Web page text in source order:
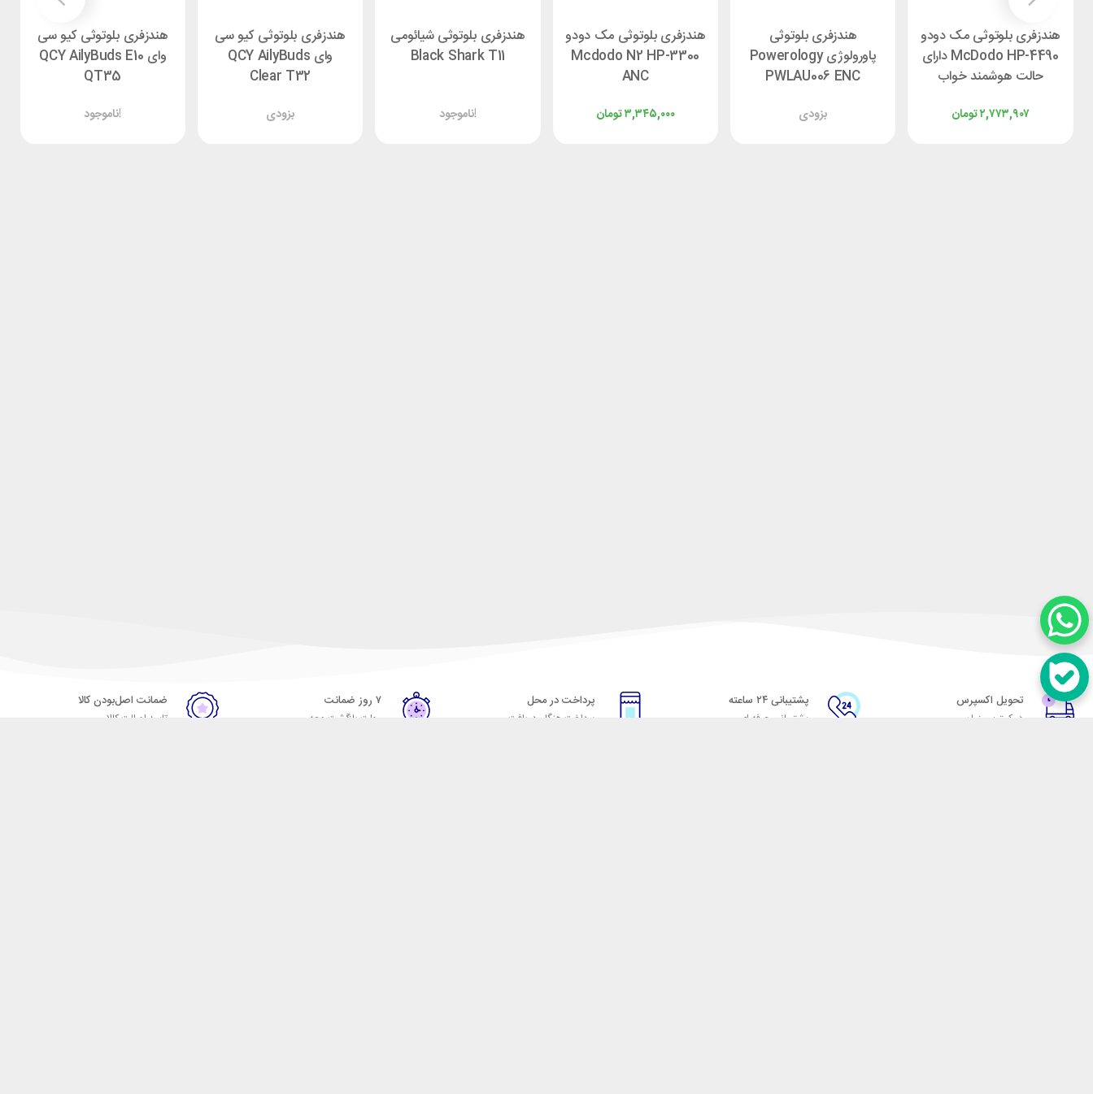
هندزفری بلوتوثی مک دودو
McDodo HP-4490 دارای
حالت هوشمند خواب
تومان۲,۷۷۳,۹۰۷
هندزفری بلوتوثی
پاورولوژی Powerology
PWLAU006 ENC
بزودی
هندزفری بلوتوثی مک دودو
Mcdodo N2 HP-3300
ANC
تومان۳,۳۴۵,۰۰۰
هندزفری بلوتوثی شیائومی
Black Shark T11
ناموجود!
هندزفری بلوتوثی کیو سی
وای QCY AilyBuds
Clear T32
بزودی
هندزفری بلوتوثی کیو سی
وای QCY AilyBuds E10
QT35
ناموجود!
تحویل اکسپرس
در کمترین زمان
پشتیبانی ۲۴ ساعته
پشتیبانی حرفه ای
پرداخت در محل
پرداخت هنگام دریافت
۷ روز ضمانت
مهلت بازگشت وجه
ضمانت اصل‌بودن کالا
تایید اصالت کالا